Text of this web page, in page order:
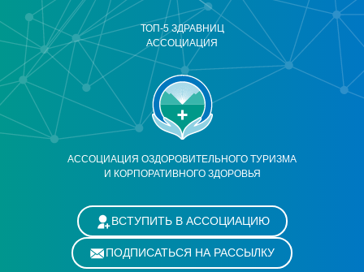
АССОЦИАЦИЯ ОЗДОРОВИТЕЛЬНОГО ТУРИЗМА
И КОРПОРАТИВНОГО ЗДОРОВЬЯ
ТОП-5 ЗДРАВНИЦ
АССОЦИАЦИЯ
ВСТУПИТЬ В АССОЦИАЦИЮ
ПОДПИСАТЬСЯ НА РАССЫЛКУ